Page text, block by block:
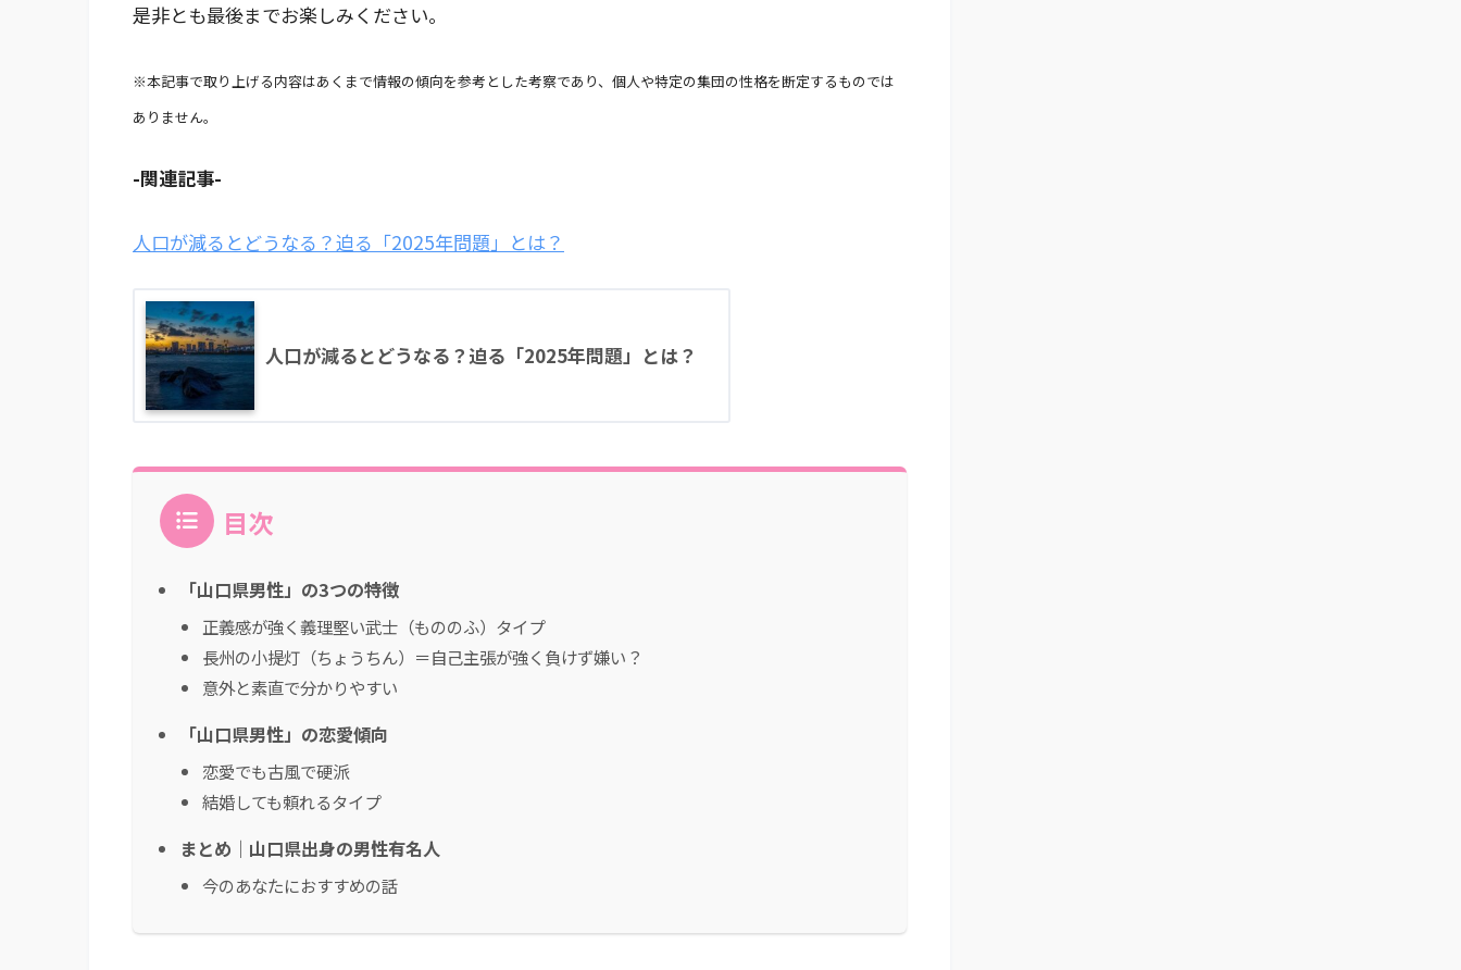
是非とも最後までお楽しみください。
※本記事で取り上げる内容はあくまで情報の傾向を参考とした考察であり、個人や特定の集団の性格を断定するものでは
ありません。
-関連記事-
人口が減るとどうなる？迫る「2025年問題」とは？
人口が減るとどうなる？迫る「2025年問題」とは？
目次
「山口県男性」の3つの特徴
正義感が強く義理堅い武士（もののふ）タイプ
長州の小提灯（ちょうちん）＝自己主張が強く負けず嫌い？
意外と素直で分かりやすい
「山口県男性」の恋愛傾向
恋愛でも古風で硬派
結婚しても頼れるタイプ
まとめ｜山口県出身の男性有名人
今のあなたにおすすめの話